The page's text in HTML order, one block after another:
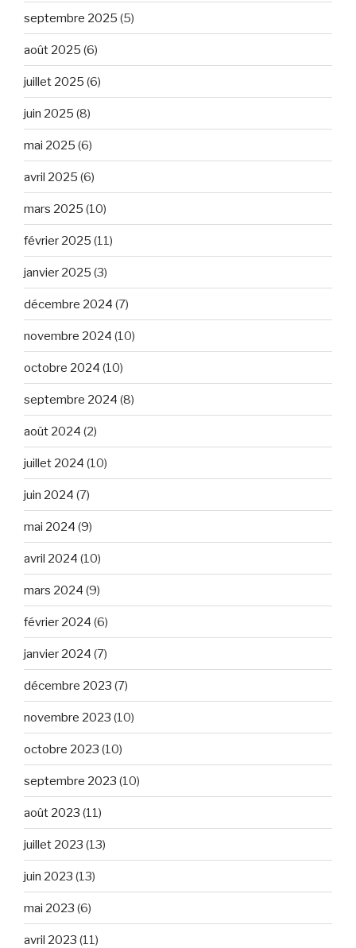
septembre 2025 (5)
août 2025 (6)
juillet 2025 (6)
juin 2025 (8)
mai 2025 (6)
avril 2025 (6)
mars 2025 (10)
février 2025 (11)
janvier 2025 (3)
décembre 2024 (7)
novembre 2024 (10)
octobre 2024 (10)
septembre 2024 (8)
août 2024 (2)
juillet 2024 (10)
juin 2024 (7)
mai 2024 (9)
avril 2024 (10)
mars 2024 (9)
février 2024 (6)
janvier 2024 (7)
décembre 2023 (7)
novembre 2023 (10)
octobre 2023 (10)
septembre 2023 (10)
août 2023 (11)
juillet 2023 (13)
juin 2023 (13)
mai 2023 (6)
avril 2023 (11)